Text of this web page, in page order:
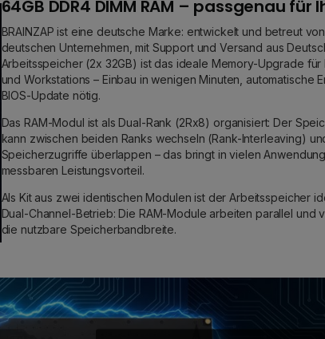
64GB DDR4 DIMM RAM – passgenau für
BRAINZAP ist eine deutsche Marke: entwickelt und betreut
deutschen Unternehmen, mit Support und Versand aus
Arbeitsspeicher (2x 32GB) ist das ideale Memory-Upgrade für
und Workstations – Einbau in wenigen Minuten, automatische
BIOS-Update nötig.
Das RAM-Modul ist als Dual-Rank (2Rx8) organisiert: Der
kann zwischen beiden Ranks wechseln (Rank-Interleaving)
Speicherzugriffe überlappen – das bringt in vielen
messbaren Leistungsvorteil.
Als Kit aus zwei identischen Modulen ist der Arbeitsspeicher
Dual-Channel-Betrieb: Die RAM-Module arbeiten parallel und
die nutzbare Speicherbandbreite.